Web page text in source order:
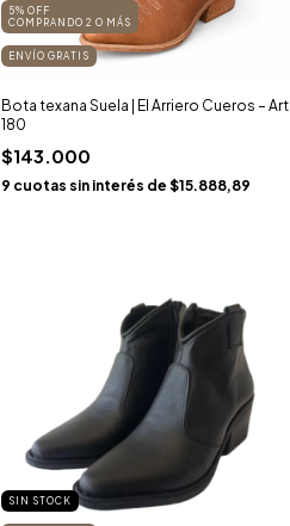
5% OFF
COMPRANDO 2 O MÁS
ENVÍO GRATIS
Bota texana Suela | El Arriero Cueros – Art.
180
$143.000
9 cuotas sin interés de $15.888,89
SIN STOCK